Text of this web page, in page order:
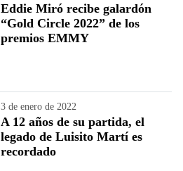
Eddie Miró recibe galardón
“Gold Circle 2022” de los
premios EMMY
3 de enero de 2022
A 12 años de su partida, el
legado de Luisito Martí es
recordado